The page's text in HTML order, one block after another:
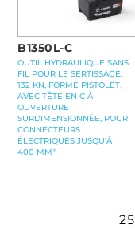
B1350L-C
OUTIL HYDRAULIQUE SANS
FIL POUR LE SERTISSAGE,
132 KN, FORME PISTOLET,
AVEC TÊTE EN C À
OUVERTURE
SURDIMENSIONNÉE, POUR
CONNECTEURS
ÉLECTRIQUES JUSQU’À
400 MM²
25